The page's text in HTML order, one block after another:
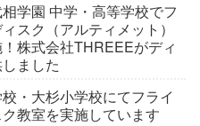
学園 中学・高等学校でフ
スク（アルティメット）
株式会社THREEEがディ
ました
・大杉小学校にてフライ
教室を実施しています